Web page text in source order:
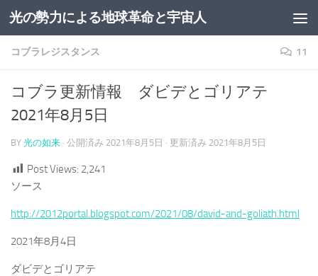
コンテンツへスキップ
光の勢力による地球革命と宇宙人
コブラレジスタンス 11
コブラ更新情報 ダビデとゴリアテ
2021年8月5日
BY 光の如来 · 公開済み 2021年8月5日 · 更新済み 2021年8月5日
Post Views: 2,241
ソース
http://2012portal.blogspot.com/2021/08/david-and-goliath.html
2021年8月4日
ダビデとゴリアテ